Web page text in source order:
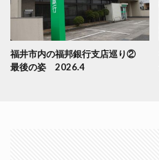
福井市内の福邦銀行支店巡り②
最後の姿 2026.4